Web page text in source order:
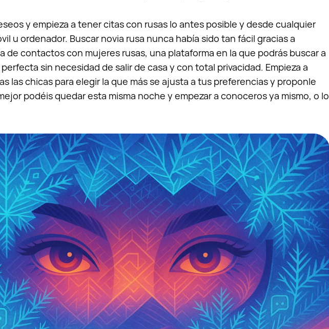
y empieza a tener citas con rusas lo antes posible y desde cualquier
u ordenador. Buscar novia rusa nunca había sido tan fácil gracias a
de contactos con mujeres rusas, una plataforma en la que podrás buscar a
sin necesidad de salir de casa y con total privacidad. Empieza a
las chicas para elegir la que más se ajusta a tus preferencias y proponle
podéis quedar esta misma noche y empezar a conoceros ya mismo, o lo